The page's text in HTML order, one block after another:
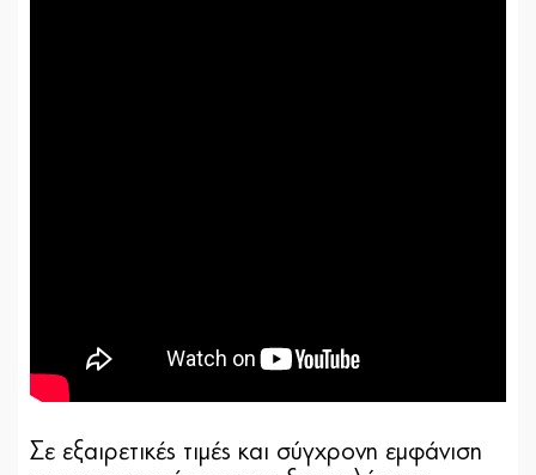
Σε εξαιρετικές τιμές και σύγχρονη εμφάνιση